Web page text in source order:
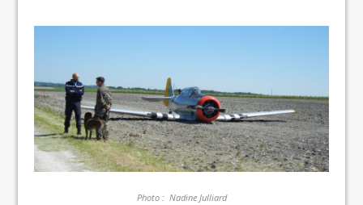
Photo : Nadine Julliard